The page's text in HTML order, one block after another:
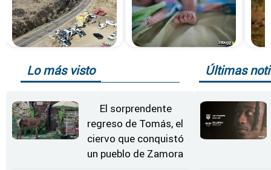
Lo más visto
El sorprendente
regreso de Tomás, el
ciervo que conquistó
un pueblo de Zamora
Últimas